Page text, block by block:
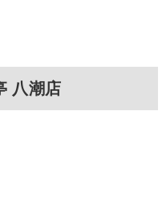
八潮店